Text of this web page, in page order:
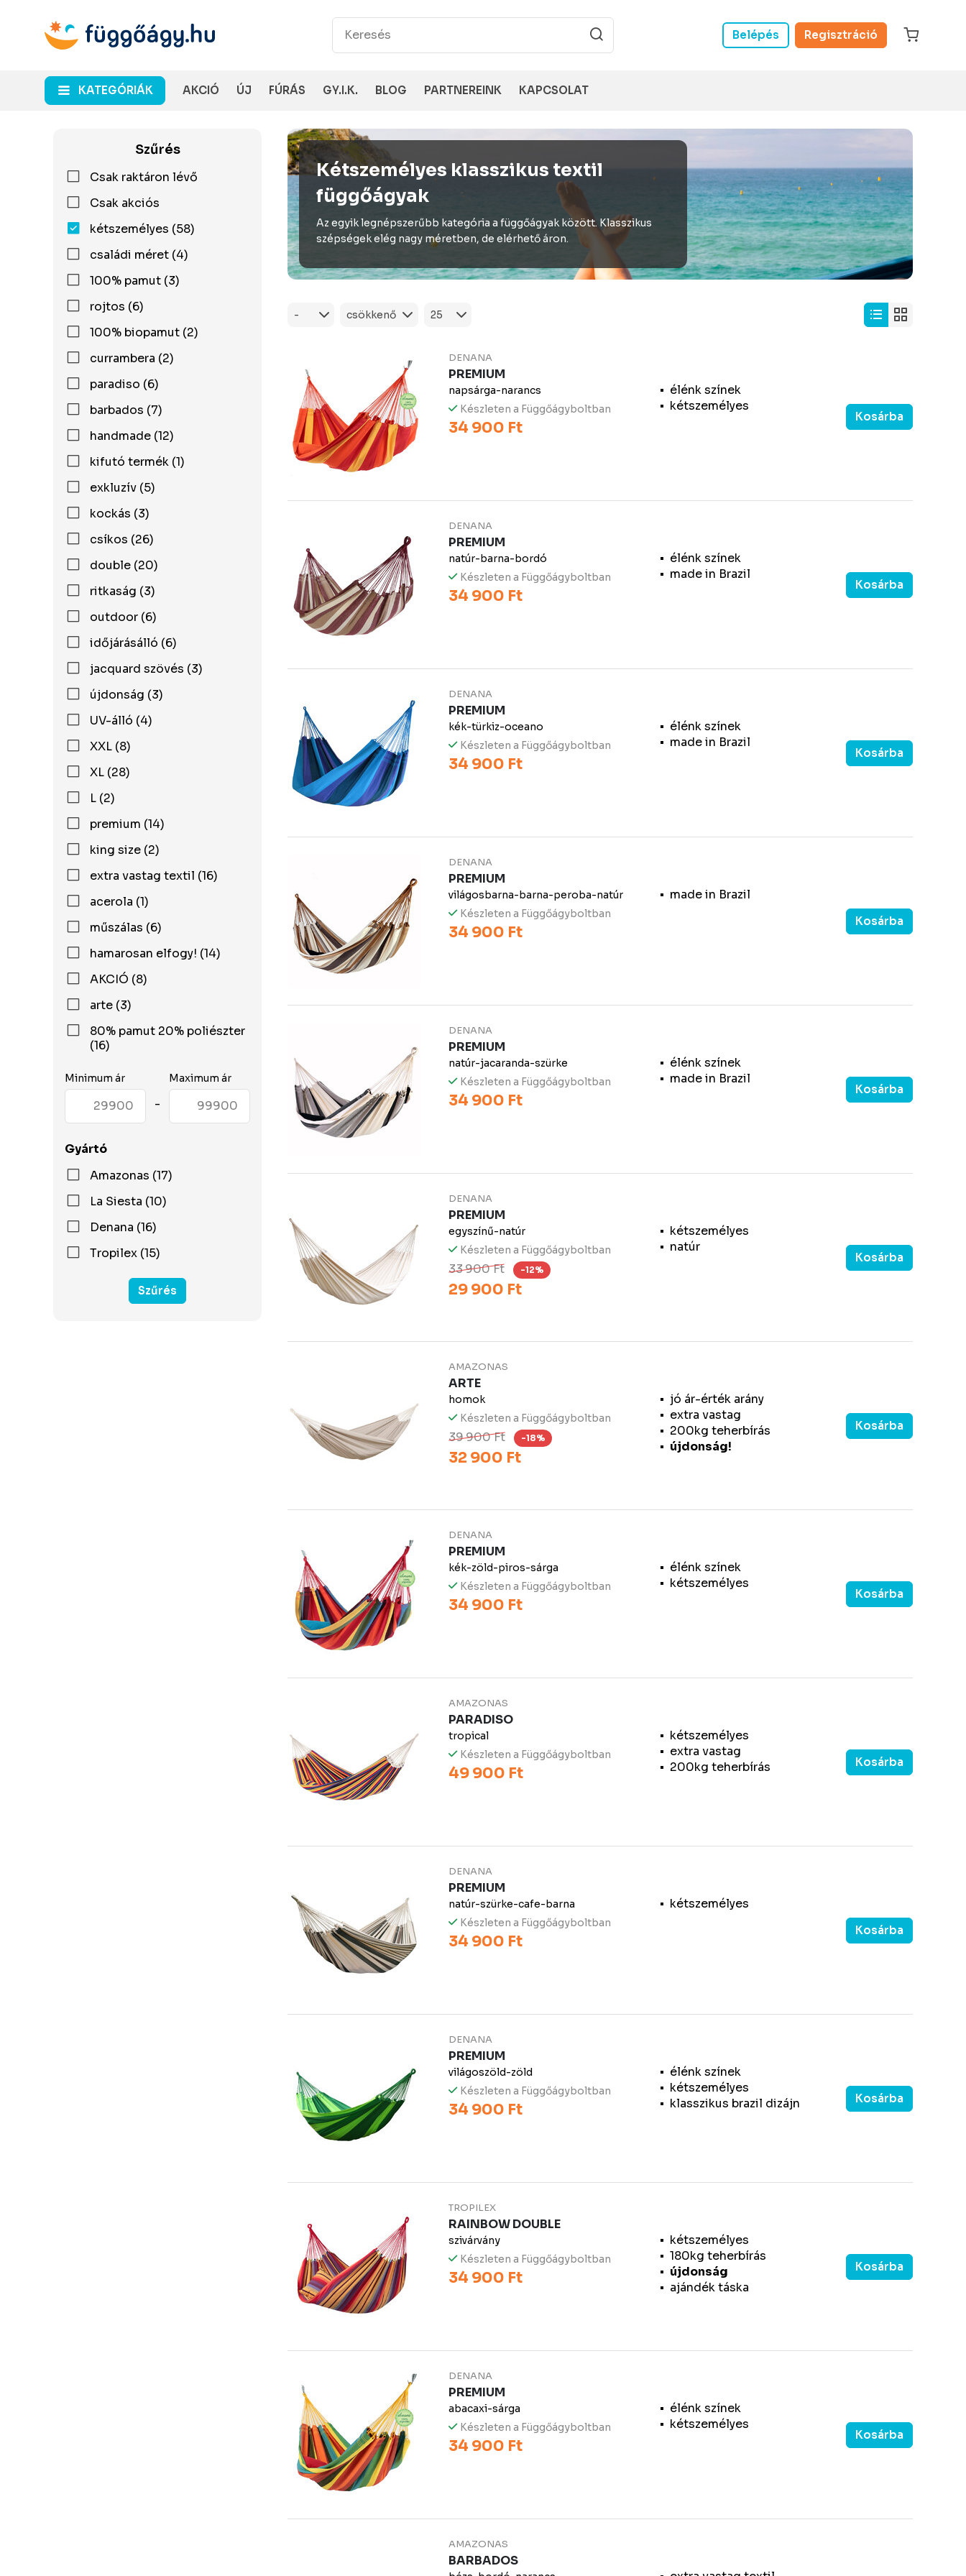
Belépés Regisztráció
KATEGÓRIÁK AKCIÓ ÚJ FÚRÁS GY.I.K. BLOG PARTNEREINK KAPCSOLAT
Szűrés
Csak raktáron lévő
Csak akciós
kétszemélyes (58)
családi méret (4)
100% pamut (3)
rojtos (6)
100% biopamut (2)
currambera (2)
paradiso (6)
barbados (7)
handmade (12)
kifutó termék (1)
exkluzív (5)
kockás (3)
csíkos (26)
double (20)
ritkaság (3)
outdoor (6)
időjárásálló (6)
jacquard szövés (3)
újdonság (3)
UV-álló (4)
XXL (8)
XL (28)
L (2)
premium (14)
king size (2)
extra vastag textil (16)
acerola (1)
műszálas (6)
hamarosan elfogy! (14)
AKCIÓ (8)
arte (3)
80% pamut 20% poliészter
(16)
Minimum ár
-
Maximum ár
Gyártó
Amazonas (17)
La Siesta (10)
Denana (16)
Tropilex (15)
Szűrés
Kétszemélyes klasszikus textil
függőágyak
Az egyik legnépszerűbb kategória a függőágyak között. Klasszikus
szépségek elég nagy méretben, de elérhető áron.
DENANA
PREMIUM
napsárga-narancs
Készleten a Függőágyboltban
34 900 Ft
élénk színek
kétszemélyes
Kosárba
DENANA
PREMIUM
natúr-barna-bordó
Készleten a Függőágyboltban
34 900 Ft
élénk színek
made in Brazil
Kosárba
DENANA
PREMIUM
kék-türkiz-oceano
Készleten a Függőágyboltban
34 900 Ft
élénk színek
made in Brazil
Kosárba
DENANA
PREMIUM
világosbarna-barna-peroba-natúr
Készleten a Függőágyboltban
34 900 Ft
made in Brazil
Kosárba
DENANA
PREMIUM
natúr-jacaranda-szürke
Készleten a Függőágyboltban
34 900 Ft
élénk színek
made in Brazil
Kosárba
DENANA
PREMIUM
egyszínű-natúr
Készleten a Függőágyboltban
33 900 Ft -12%
29 900 Ft
kétszemélyes
natúr
Kosárba
AMAZONAS
ARTE
homok
Készleten a Függőágyboltban
39 900 Ft -18%
32 900 Ft
jó ár-érték arány
extra vastag
200kg teherbírás
újdonság!
Kosárba
DENANA
PREMIUM
kék-zöld-piros-sárga
Készleten a Függőágyboltban
34 900 Ft
élénk színek
kétszemélyes
Kosárba
AMAZONAS
PARADISO
tropical
Készleten a Függőágyboltban
49 900 Ft
kétszemélyes
extra vastag
200kg teherbírás
Kosárba
DENANA
PREMIUM
natúr-szürke-cafe-barna
Készleten a Függőágyboltban
34 900 Ft
kétszemélyes
Kosárba
DENANA
PREMIUM
világoszöld-zöld
Készleten a Függőágyboltban
34 900 Ft
élénk színek
kétszemélyes
klasszikus brazil dizájn
Kosárba
TROPILEX
RAINBOW DOUBLE
szivárvány
Készleten a Függőágyboltban
34 900 Ft
kétszemélyes
180kg teherbírás
újdonság
ajándék táska
Kosárba
DENANA
PREMIUM
abacaxi-sárga
Készleten a Függőágyboltban
34 900 Ft
élénk színek
kétszemélyes
Kosárba
AMAZONAS
BARBADOS